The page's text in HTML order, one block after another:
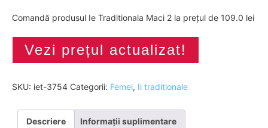
Comandă produsul Ie Traditionala Maci 2 la prețul de 109.0 lei
Vezi prețul actualizat!
SKU: iet-3754 Categorii: Femei, Ii traditionale
Descriere Informații suplimentare